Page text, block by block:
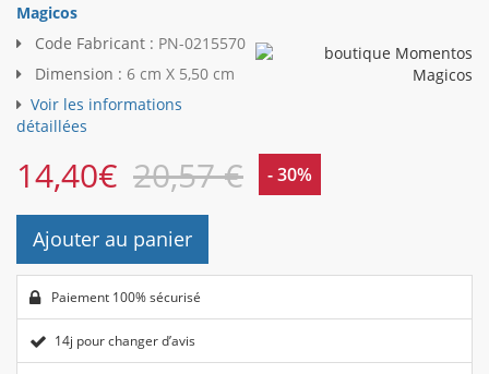
Magicos
Code Fabricant : PN-0215570
Dimension : 6 cm X 5,50 cm
Voir les informations
détaillées
14,40€ 20,57 € - 30%
Ajouter au panier
Paiement 100% sécurisé
14j pour changer d’avis